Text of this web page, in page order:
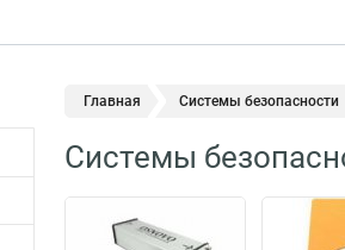
Главная Системы безопасности
Системы